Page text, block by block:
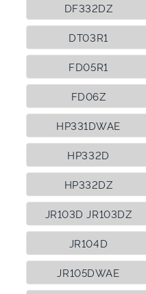
DF332DZ
DT03R1
FD05R1
FD06Z
HP331DWAE
HP332D
HP332DZ
JR103D JR103DZ
JR104D
JR105DWAE